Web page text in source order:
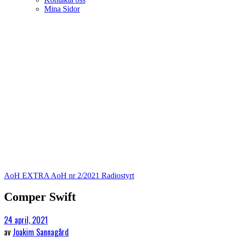
Mina Sidor
AoH EXTRAAoH nr 2/2021 Radiostyrt
Comper Swift
24 april, 2021
av Joakim Sannagård